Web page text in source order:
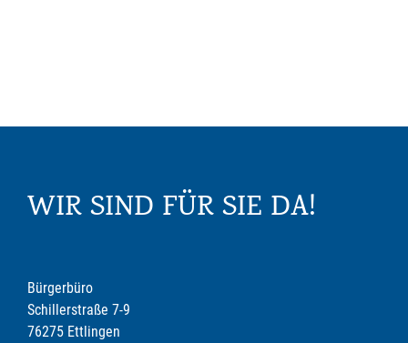
WIR SIND FÜR SIE DA!
Bürgerbüro
Schillerstraße 7-9
76275 Ettlingen